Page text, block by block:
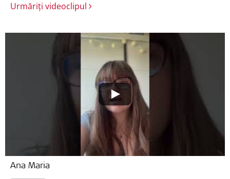
Urmăriți videoclipul
Ana Maria